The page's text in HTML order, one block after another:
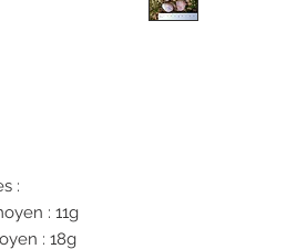
:
: 11g
: 18g